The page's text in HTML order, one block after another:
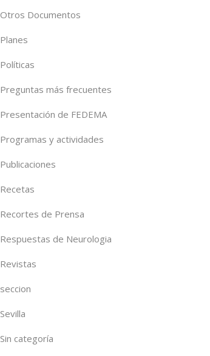
Otros Documentos
Planes
Políticas
Preguntas más frecuentes
Presentación de FEDEMA
Programas y actividades
Publicaciones
Recetas
Recortes de Prensa
Respuestas de Neurologia
Revistas
seccion
Sevilla
Sin categoría